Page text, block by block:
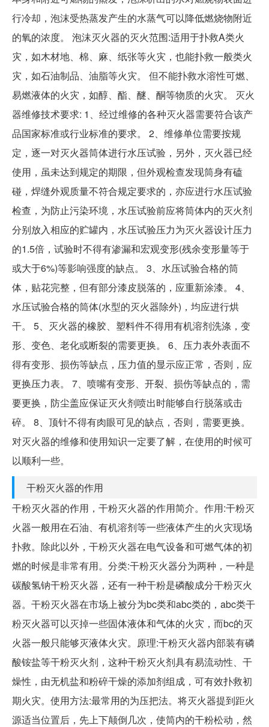
行冷却，泡沫受热蒸发产生的水蒸气可以降低燃烧物附近
的氧的浓度。 泡沫灭火器的灭火范围:适用于扑救A类火
灾，如木材地、棉、麻、纸张等火灾，也能扑救一般类火
灾，如石油制品、油脂等火灾。 但不能扑救水溶性可燃、
易燃液体的火灾，如醇、酯、醚、酮等物质的火灾。 灭火
器维修技术要求: 1、经过维修的各种灭火器需要符合该产
品国家标准或行业标准的要求。 2、维修单位需要按规
定，逐一对灭火器筒体进行水压试验，另外，灭火器已经
使用，虽未达到规定的期限，但外观检查发现筒身有磕
碰，焊缝外观质量不符合规定要求的，亦应进行水压试验
检查，为防止污染环境，水压试验前应将筒体内的灭火剂
分别放入相应的贮罐内，水压试验压力为灭火器设计压力
的1.5倍，试验时不得有渗漏和宏观变形(残余变形量等于
或大于6%)等影响强度的缺点。 3、水压试验合格的筒
体，贴花完整，但有部分漆皮脱落的，应重新涂漆。 4、
水压试验合格的筒体(水型的灭火器除外)，均应进行烘
干。 5、灭火器的橡胶、塑料件不得用有机溶剂洗涤，变
形、变色、老化或断裂的需要更换。 6、压力表外表面不
得有变形、损伤等缺点，压力值的显示应正常，否则，应
更换压力表。 7、喷嘴有变形、开裂、损伤等缺点的，需
要更换，防尘盖应保证灭火剂喷出时能够自行脱落或击
碎。 8、顶针不得有肉眼可见的缺点，否则，需要更换。
对灭火器的维修和使用知识一定要了解，在使用的时候可
以顺利一些。
干粉灭火器的作用
干粉灭火器的作用，干粉灭火器的作用简介。作用:干粉灭
火器一般用在石油、有机溶剂等一些液体产生的火灾现场
扑救。除此以外，干粉灭火器在电气设备和可燃气体的初
燃的时候是非常有用。分类:干粉灭火器分为两种，一种是
碳酸氢钠干粉灭火器，还有一种干粉是磷酸成分干粉灭火
器。干粉灭火器在市场上被分为bc类和abc类的，abc类干
粉灭火器可以灭掉一些固体液体和气体的火灾，而bc的灭
火器一般只能够灭液体火灾。原理:干粉灭火器内部装有磷
酸铵盐等干粉灭火剂，这种干粉灭火剂具有易流动性、干
燥性，由无机盐和粉碎干燥的添加剂组成，可有效扑救初
期火灾。使用方法:最常用的为压把法。将灭火器提到距火
源适当位置后，先上下颠倒几次，使筒内的干粉松动，然